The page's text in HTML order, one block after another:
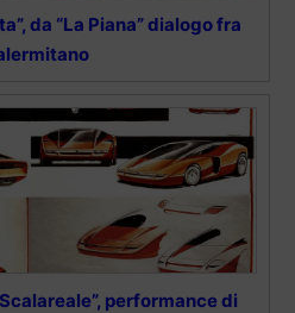
da “La Piana” dialogo fra
performance di